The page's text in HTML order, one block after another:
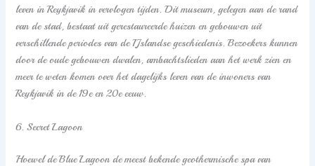
leven in Reykjavik in vervlogen tijden. Dit museum, gelegen aan de rand
van de stad, bestaat uit gerestaureerde huizen en gebouwen uit
verschillende periodes van de IJslandse geschiedenis. Bezoekers kunnen
door de oude gebouwen dwalen, ambachtslieden aan het werk zien en
meer te weten komen over het dagelijks leven van de inwoners van
Reykjavik in de 19e en 20e eeuw.
6. Secret Lagoon
Hoewel de Blue Lagoon de meest bekende geothermische spa van